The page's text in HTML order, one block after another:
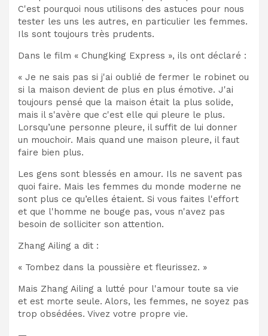
C'est pourquoi nous utilisons des astuces pour nous
tester les uns les autres, en particulier les femmes.
Ils sont toujours très prudents.
Dans le film « Chungking Express », ils ont déclaré :
« Je ne sais pas si j'ai oublié de fermer le robinet ou
si la maison devient de plus en plus émotive. J'ai
toujours pensé que la maison était la plus solide,
mais il s'avère que c'est elle qui pleure le plus.
Lorsqu’une personne pleure, il suffit de lui donner
un mouchoir. Mais quand une maison pleure, il faut
faire bien plus.
Les gens sont blessés en amour. Ils ne savent pas
quoi faire. Mais les femmes du monde moderne ne
sont plus ce qu’elles étaient. Si vous faites l'effort
et que l'homme ne bouge pas, vous n'avez pas
besoin de solliciter son attention.
Zhang Ailing a dit :
« Tombez dans la poussière et fleurissez. »
Mais Zhang Ailing a lutté pour l'amour toute sa vie
et est morte seule. Alors, les femmes, ne soyez pas
trop obsédées. Vivez votre propre vie.